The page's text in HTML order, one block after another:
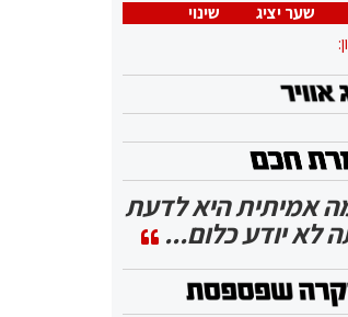
שער יציג
שינוי
אמיתית היא לדעת
לא יודע כלום...